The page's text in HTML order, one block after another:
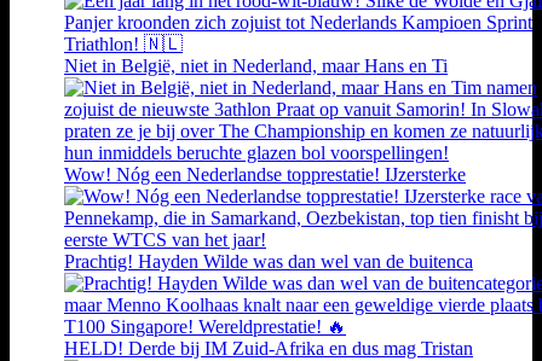
Niet in België, niet in Nederland, maar Hans en Ti
Wow! Nóg een Nederlandse topprestatie! IJzersterke
Prachtig! Hayden Wilde was dan wel van de buitenca
HELD! Derde bij IM Zuid-Afrika en dus mag Tristan